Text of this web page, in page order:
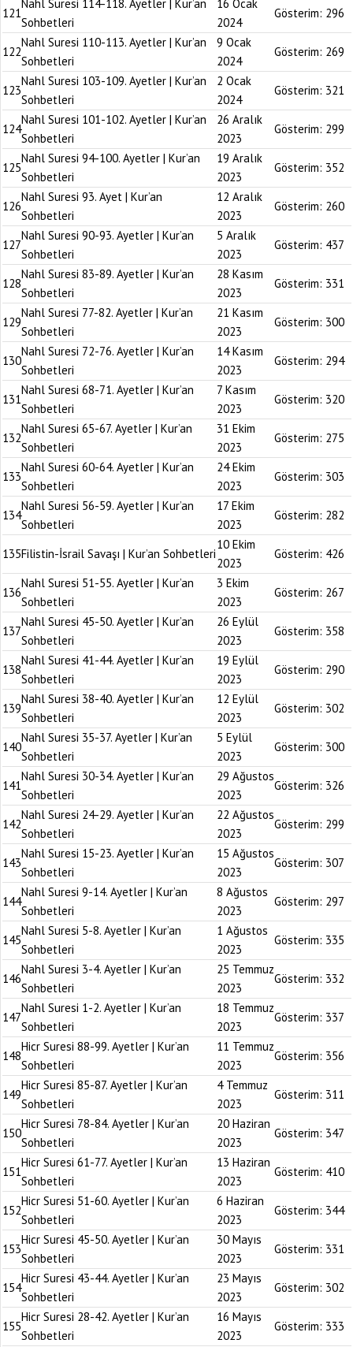
121
Nahl Suresi 114-118. Ayetler | Kur’an
Sohbetleri
16 Ocak
2024
Gösterim: 296
122
Nahl Suresi 110-113. Ayetler | Kur’an
Sohbetleri
9 Ocak
2024
Gösterim: 269
123
Nahl Suresi 103-109. Ayetler | Kur’an
Sohbetleri
2 Ocak
2024
Gösterim: 321
124
Nahl Suresi 101-102. Ayetler | Kur’an
Sohbetleri
26 Aralık
2023
Gösterim: 299
125
Nahl Suresi 94-100. Ayetler | Kur’an
Sohbetleri
19 Aralık
2023
Gösterim: 352
126
Nahl Suresi 93. Ayet | Kur’an
Sohbetleri
12 Aralık
2023
Gösterim: 260
127
Nahl Suresi 90-93. Ayetler | Kur’an
Sohbetleri
5 Aralık
2023
Gösterim: 437
128
Nahl Suresi 83-89. Ayetler | Kur’an
Sohbetleri
28 Kasım
2023
Gösterim: 331
129
Nahl Suresi 77-82. Ayetler | Kur’an
Sohbetleri
21 Kasım
2023
Gösterim: 300
130
Nahl Suresi 72-76. Ayetler | Kur’an
Sohbetleri
14 Kasım
2023
Gösterim: 294
131
Nahl Suresi 68-71. Ayetler | Kur’an
Sohbetleri
7 Kasım
2023
Gösterim: 320
132
Nahl Suresi 65-67. Ayetler | Kur’an
Sohbetleri
31 Ekim
2023
Gösterim: 275
133
Nahl Suresi 60-64. Ayetler | Kur’an
Sohbetleri
24 Ekim
2023
Gösterim: 303
134
Nahl Suresi 56-59. Ayetler | Kur’an
Sohbetleri
17 Ekim
2023
Gösterim: 282
135Filistin-İsrail Savaşı | Kur’an Sohbetleri
10 Ekim
2023
Gösterim: 426
136
Nahl Suresi 51-55. Ayetler | Kur’an
Sohbetleri
3 Ekim
2023
Gösterim: 267
137
Nahl Suresi 45-50. Ayetler | Kur’an
Sohbetleri
26 Eylül
2023
Gösterim: 358
138
Nahl Suresi 41-44. Ayetler | Kur’an
Sohbetleri
19 Eylül
2023
Gösterim: 290
139
Nahl Suresi 38-40. Ayetler | Kur’an
Sohbetleri
12 Eylül
2023
Gösterim: 302
140
Nahl Suresi 35-37. Ayetler | Kur’an
Sohbetleri
5 Eylül
2023
Gösterim: 300
141
Nahl Suresi 30-34. Ayetler | Kur’an
Sohbetleri
29 Ağustos
2023
Gösterim: 326
142
Nahl Suresi 24-29. Ayetler | Kur’an
Sohbetleri
22 Ağustos
2023
Gösterim: 299
143
Nahl Suresi 15-23. Ayetler | Kur’an
Sohbetleri
15 Ağustos
2023
Gösterim: 307
144
Nahl Suresi 9-14. Ayetler | Kur’an
Sohbetleri
8 Ağustos
2023
Gösterim: 297
145
Nahl Suresi 5-8. Ayetler | Kur’an
Sohbetleri
1 Ağustos
2023
Gösterim: 335
146
Nahl Suresi 3-4. Ayetler | Kur’an
Sohbetleri
25 Temmuz
2023
Gösterim: 332
147
Nahl Suresi 1-2. Ayetler | Kur’an
Sohbetleri
18 Temmuz
2023
Gösterim: 337
148
Hicr Suresi 88-99. Ayetler | Kur’an
Sohbetleri
11 Temmuz
2023
Gösterim: 356
149
Hicr Suresi 85-87. Ayetler | Kur’an
Sohbetleri
4 Temmuz
2023
Gösterim: 311
150
Hicr Suresi 78-84. Ayetler | Kur’an
Sohbetleri
20 Haziran
2023
Gösterim: 347
151
Hicr Suresi 61-77. Ayetler | Kur’an
Sohbetleri
13 Haziran
2023
Gösterim: 410
152
Hicr Suresi 51-60. Ayetler | Kur’an
Sohbetleri
6 Haziran
2023
Gösterim: 344
153
Hicr Suresi 45-50. Ayetler | Kur’an
Sohbetleri
30 Mayıs
2023
Gösterim: 331
154
Hicr Suresi 43-44. Ayetler | Kur’an
Sohbetleri
23 Mayıs
2023
Gösterim: 302
155
Hicr Suresi 28-42. Ayetler | Kur’an
Sohbetleri
16 Mayıs
2023
Gösterim: 333